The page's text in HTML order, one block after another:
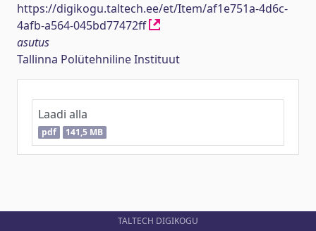
https://digikogu.taltech.ee/et/Item/af1e751a-4d6c-
4afb-a564-045bd77472ff
asutus
Tallinna Polütehniline Instituut
Laadi alla
pdf 141,5 MB
TALTECH DIGIKOGU